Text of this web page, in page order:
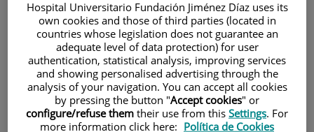
Investigación
Hospital Universitario Fundación Jiménez Díaz uses its
own cookies and those of third parties (located in
countries whose legislation does not guarantee an
adequate level of data protection) for user
authentication, statistical analysis, improving services
and showing personalised advertising through the
analysis of your navigation. You can accept all cookies
by pressing the button "Accept cookies" or
configure/refuse them their use from this Settings. For
more information click here: Política de Cookies